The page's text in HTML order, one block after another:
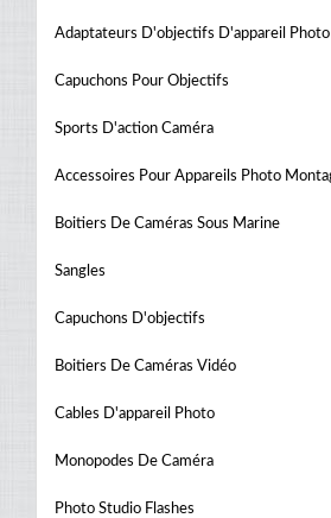
Adaptateurs D'objectifs D'appareil Photo
Capuchons Pour Objectifs
Sports D'action Caméra
Accessoires Pour Appareils Photo
Boitiers De Caméras Sous Marine
Sangles
Capuchons D'objectifs
Boitiers De Caméras Vidéo
Cables D'appareil Photo
Monopodes De Caméra
Photo Studio Flashes